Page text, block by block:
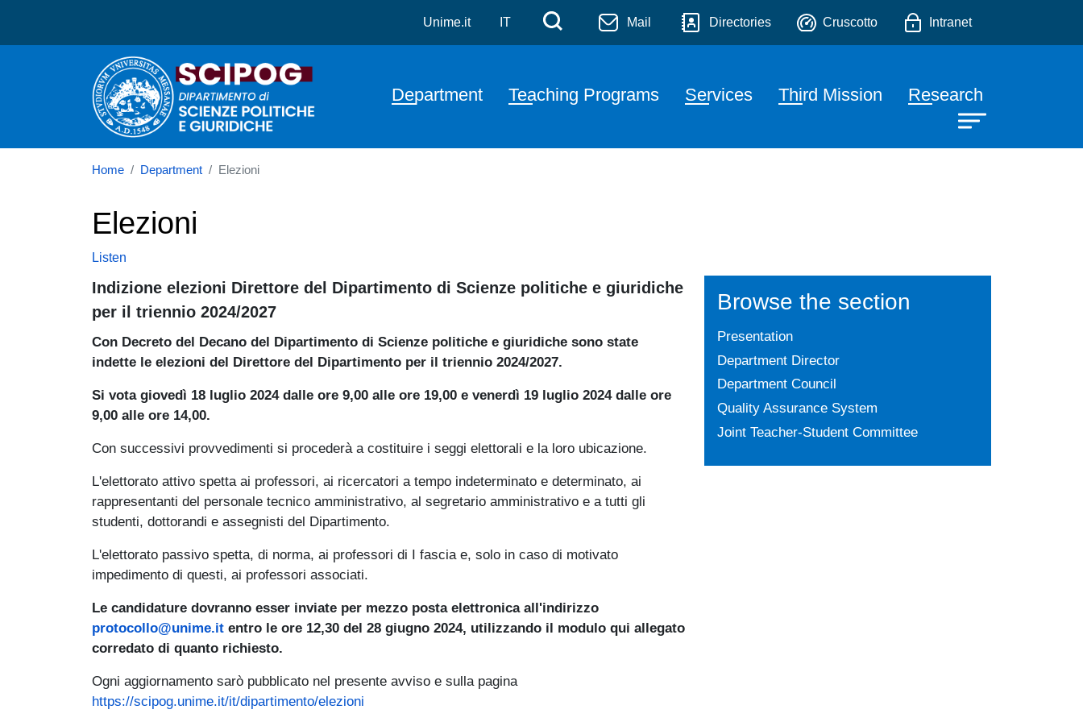
Skip to main content
Dipartimento di Scienze Politiche e Giuridiche
Unime.it IT Menù di servizio
Cerca Mail Directories Cruscotto Intranet
Navigazione principale
Department Teaching Programs Services Third Mission Research
Home Department Elezioni
Elezioni
Listen
Indizione elezioni Direttore del Dipartimento di Scienze politiche e giuridiche
per il triennio 2024/2027
Con Decreto del Decano del Dipartimento di Scienze politiche e giuridiche sono state
indette le elezioni del Direttore del Dipartimento per il triennio 2024/2027.
Si vota giovedì 18 luglio 2024 dalle ore 9,00 alle ore 19,00 e venerdì 19 luglio 2024 dalle ore
9,00 alle ore 14,00.
Con successivi provvedimenti si procederà a costituire i seggi elettorali e la loro ubicazione.
L'elettorato attivo spetta ai professori, ai ricercatori a tempo indeterminato e determinato, ai
rappresentanti del personale tecnico amministrativo, al segretario amministrativo e a tutti gli
studenti, dottorandi e assegnisti del Dipartimento.
L'elettorato passivo spetta, di norma, ai professori di I fascia e, solo in caso di motivato
impedimento di questi, ai professori associati.
Le candidature dovranno esser inviate per mezzo posta elettronica all'indirizzo
protocollo@unime.it entro le ore 12,30 del 28 giugno 2024, utilizzando il modulo qui allegato
corredato di quanto richiesto.
Ogni aggiornamento sarò pubblicato nel presente avviso e sulla pagina
https://scipog.unime.it/it/dipartimento/elezioni
Browse the section
Presentation
Department Director
Department Council
Quality Assurance System
Joint Teacher-Student Committee